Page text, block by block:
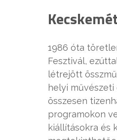
1986 óta
Fesztivál,
létrejött
helyi
összesen
programokon
kiállításokra és